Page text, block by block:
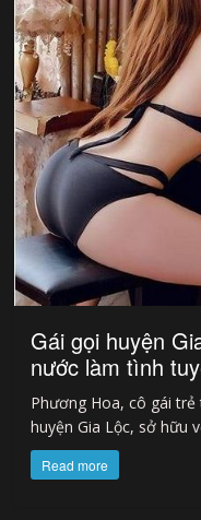
Gái gọi huyện
nước làm tình
Phương Hoa, cô gái trẻ
huyện Gia Lộc, sở hữu
Read more